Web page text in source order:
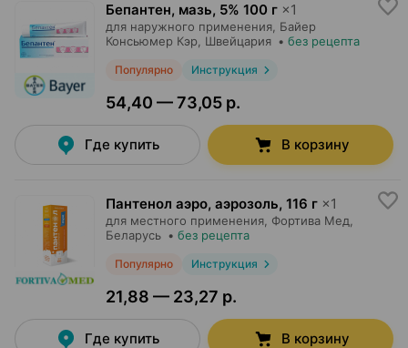
Бепантен, мазь, 5% 100 г ×1
для наружного применения, Байер
Консьюмер Кэр , Швейцария • без рецепта
Популярно Инструкция
54,40 — 73,05 р.
Где купить В корзину
Пантенол аэро, аэрозоль, 116 г ×1
для местного применения, Фортива Мед
Беларусь • без рецепта
Популярно Инструкция
21,88 — 23,27 р.
Где купить В корзину